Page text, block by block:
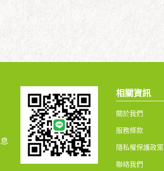
相關資訊
關於我們
服務條款
隱私權保護政策
聯絡我們